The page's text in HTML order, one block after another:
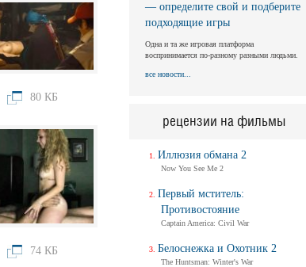
80 КБ
74 КБ
— определите свой и подберите
подходящие игры
Одна и та же игровая платформа
воспринимается по-разному разными людьми.
все новости...
рецензии на фильмы
Иллюзия обмана 2
Now You See Me 2
Первый мститель:
Противостояние
Captain America: Civil War
Белоснежка и Охотник 2
The Huntsman: Winter's War